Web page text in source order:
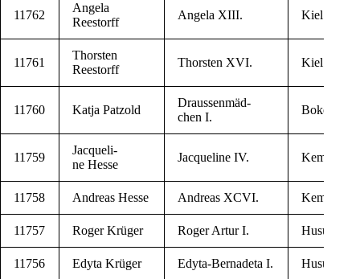
11762
Ange­la
Reestorff
Ange­la XIII. Kiel
11761
Thor­sten
Reestorff
Thor­sten XVI. Kiel
11760 Kat­ja Patzold
Draus­sen­mäd­
chen I.
Bokens­dorf
11759
Jac­que­li­
ne Hesse
Jac­que­li­ne IV. Kem­berg
11758 Andre­as Hesse Andre­as XCVI. Kem­berg
11757 Roger Krüger Roger Artur I. Husum
11756 Edy­ta Krüger Edy­ta-Ber­na­de­ta I. Husum